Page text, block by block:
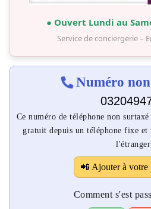
● Ouvert Lundi au
Service de conciergerie –
Numéro
Ce numéro de téléphone non
gratuit depuis un téléphone fixe
l'étranger
📲 Ajouter à votre
Comment s'est